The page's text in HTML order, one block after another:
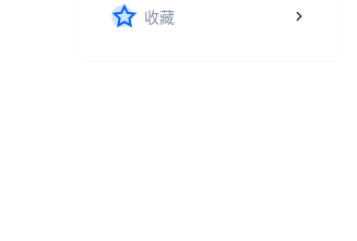
收藏